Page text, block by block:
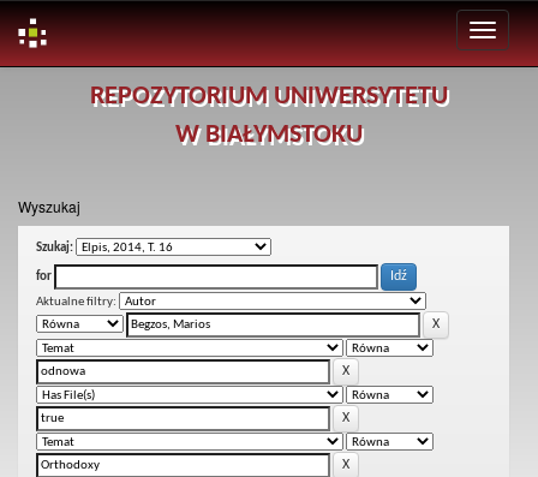
REPOZYTORIUM UNIWERSYTETU
W BIAŁYMSTOKU
Wyszukaj
Szukaj:
for
Aktualne filtry: